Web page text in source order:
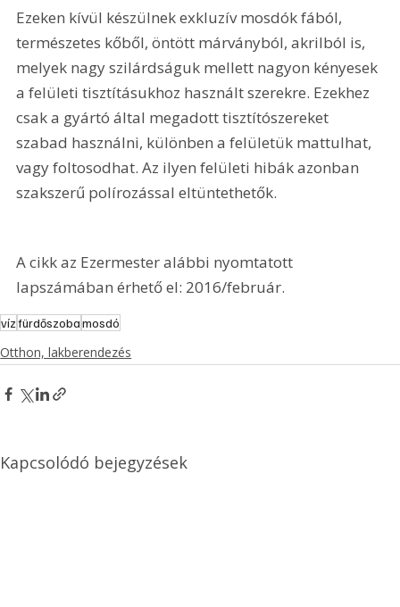
Ezeken kívül készülnek exkluzív mosdók fából,
természetes kőből, öntött márványból, akrilból is,
melyek nagy szilárdságuk mellett nagyon kényesek
a felületi tisztításukhoz használt szerekre. Ezekhez
csak a gyártó által megadott tisztítószereket
szabad használni, különben a felületük mattulhat,
vagy foltosodhat. Az ilyen felületi hibák azonban
szakszerű polírozással eltüntethetők.
A cikk az Ezermester alábbi nyomtatott
lapszámában érhető el: 2016/február.
vízfürdőszobamosdó
Otthon, lakberendezés
Kapcsolódó bejegyzések